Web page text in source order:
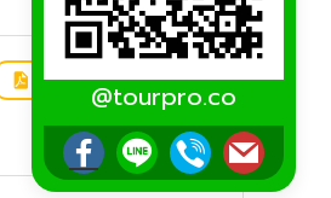
@tourpro.co
ดาวน์โหลดโปรแกรมทัวร์